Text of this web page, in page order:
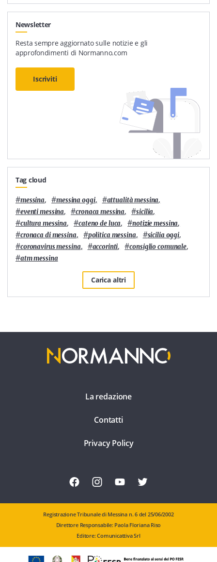
Newsletter
Resta sempre aggiornato sulle notizie e gli
approfondimenti di Normanno.com
Iscriviti
Tag cloud
#messina, #messina oggi, #attualità messina,
#eventi messina, #cronaca messina, #sicilia,
#cultura messina, #cateno de luca, #notizie messina,
#cronaca di messina, #politica messina, #sicilia oggi,
#coronavirus messina, #accorinti, #consiglio comunale,
#atm messina
Carica altri
La redazione
Contatti
Privacy Policy
Registrazione Tribunale di Messina n. 6 del 25/06/2002
Direttore Responsabile: Paola Floriana Riso
Editore: Comunicattiva Srl